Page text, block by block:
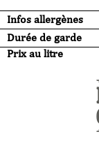
Infos allergènes
Durée de garde
Prix au litre